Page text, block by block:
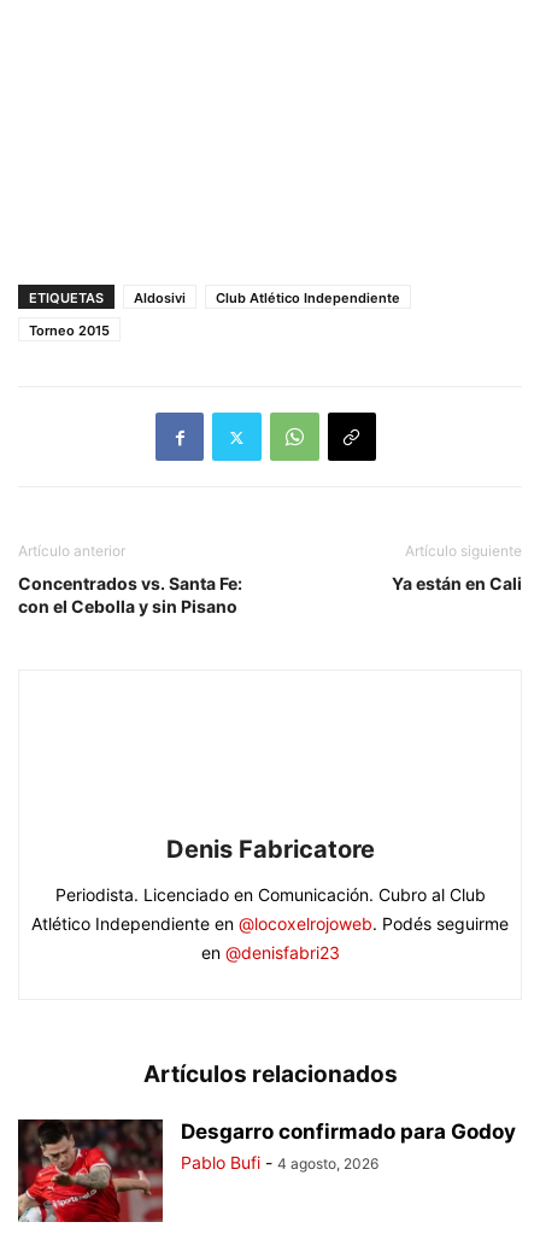
ETIQUETAS Aldosivi
Club Atlético Independiente
Torneo 2015
Artículo anterior
Concentrados vs. Santa Fe:
con el Cebolla y sin Pisano
Artículo siguiente
Ya están en Cali
Denis Fabricatore
Periodista. Licenciado en Comunicación. Cubro al Club
Atlético Independiente en @locoxelrojoweb. Podés seguirme
en @denisfabri23
Artículos relacionados
Desgarro confirmado para Godoy
Pablo Bufi - 4 agosto, 2026